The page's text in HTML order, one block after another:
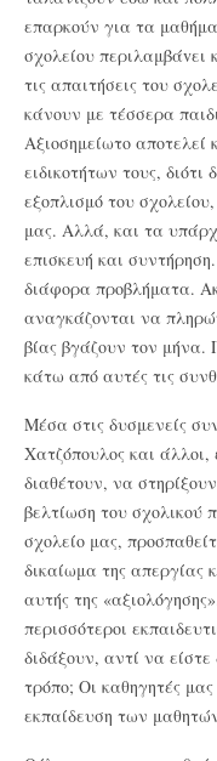
επαρκούν για τα
σχολείου
τις απαιτήσεις του
κάνουν με τέσσερα
Αξιοσημείωτο αποτελεί
ειδικοτήτων τους,
εξοπλισμό του
μας. Αλλά, και τα
επισκευή και
διάφορα προβλήματα.
αναγκάζονται να
βίας βγάζουν τον μήνα.
κάτω από αυτές τις
Μέσα στις δυσμενείς
Χατζόπουλος και
διαθέτουν, να
βελτίωση του σχολικού
σχολείο μας,
δικαίωμα της απεργίας
αυτής της
περισσότεροι
διδάξουν, αντί να
τρόπο; Οι καθηγητές
εκπαίδευση των